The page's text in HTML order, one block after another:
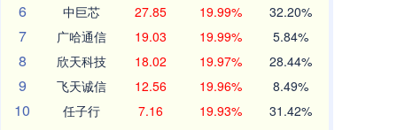
6 中巨芯 27.85 19.99% 32.20%
7 广哈通信 19.03 19.99% 5.84%
8 欣天科技 18.02 19.97% 28.44%
9 飞天诚信 12.56 19.96% 8.49%
10 任子行 7.16 19.93% 31.42%